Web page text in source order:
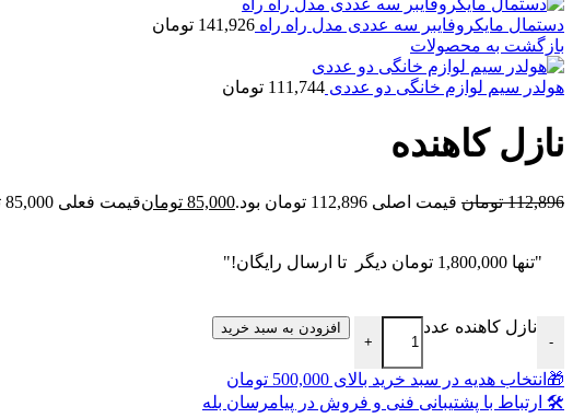
دستمال مایکروفایبر سه عددی مدل راه راه 141,926 تومان
بازگشت به محصولات
هولدر سیم لوازم خانگی دو عددی 111,744 تومان
نازل کاهنده
112,896 تومان قیمت اصلی 112,896 تومان بود. 85,000 تومانقیمت فعلی 85,000 تومان است.
"تنها 1,800,000 تومان دیگر تا ارسال رایگان!"
-
نازل کاهنده عدد
+
افزودن به سبد خرید
🎁انتخاب هدیه در سبد خرید بالای 500,000 تومان
🛠 ارتباط با پشتیبانی فنی و فروش در پیامرسان بله